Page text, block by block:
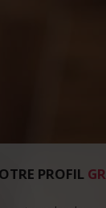
PROFIL